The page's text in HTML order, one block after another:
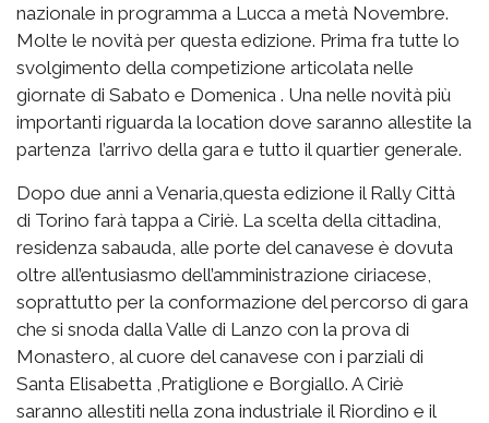
nazionale in programma a Lucca a metà Novembre.
Molte le novità per questa edizione. Prima fra tutte lo
svolgimento della competizione articolata nelle
giornate di Sabato e Domenica . Una nelle novità più
importanti riguarda la location dove saranno allestite la
partenza l’arrivo della gara e tutto il quartier generale.
Dopo due anni a Venaria,questa edizione il Rally Città
di Torino farà tappa a Ciriè. La scelta della cittadina,
residenza sabauda, alle porte del canavese è dovuta
oltre all’entusiasmo dell’amministrazione ciriacese,
soprattutto per la conformazione del percorso di gara
che si snoda dalla Valle di Lanzo con la prova di
Monastero, al cuore del canavese con i parziali di
Santa Elisabetta ,Pratiglione e Borgiallo. A Ciriè
saranno allestiti nella zona industriale il Riordino e il